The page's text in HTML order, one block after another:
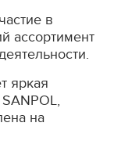
в
ассортимент
яркая
на